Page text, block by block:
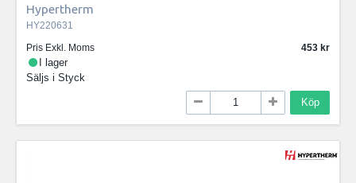
Hypertherm
HY220631
Pris Exkl. Moms
453
I lager
Säljs i Styck
Köp